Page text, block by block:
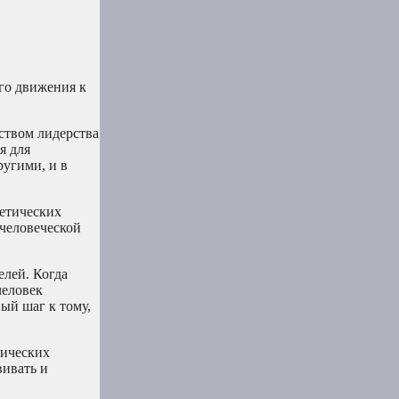
движения к
лидерства
для
и в
Когда
шаг к тому,
и